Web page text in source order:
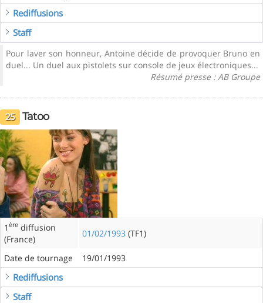
Rediffusions
Staff
Pour laver son honneur, Antoine décide de provoquer Bruno en
duel... Un duel aux pistolets sur console de jeux électroniques...
Résumé presse : AB Groupe
25 Tatoo
1 ère diffusion
(France)
01/02/1993 (TF1)
Date de tournage 19/01/1993
Rediffusions
Staff